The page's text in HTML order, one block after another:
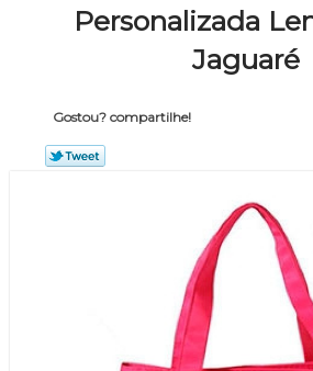
Personalizada
Jaguaré
Gostou? compartilhe!